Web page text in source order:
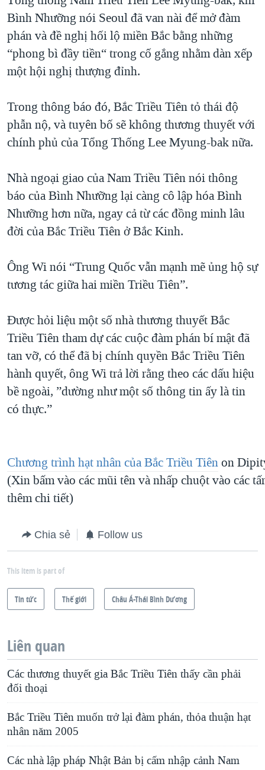
Bình Nhưỡng nói Seoul đã van nài để mở đàm
phán và đề nghị hối lộ miền Bắc bằng những
“phong bì đầy tiền“ trong cố gắng nhằm dàn xếp
một hội nghị thượng đỉnh.
Trong thông báo đó, Bắc Triều Tiên tỏ thái độ
phẫn nộ, và tuyên bố sẽ không thương thuyết với
chính phủ của Tổng Thống Lee Myung-bak nữa.
Nhà ngoại giao của Nam Triều Tiên nói thông
báo của Bình Nhưỡng lại càng cô lập hóa Bình
Nhưỡng hơn nữa, ngay cả từ các đồng minh lâu
đời của Bắc Triều Tiên ở Bắc Kinh.
Ông Wi nói “Trung Quốc vẫn mạnh mẽ ủng hộ sự
tương tác giữa hai miền Triều Tiên”.
Được hỏi liệu một số nhà thương thuyết Bắc
Triều Tiên tham dự các cuộc đàm phán bí mật đã
tan vỡ, có thể đã bị chính quyền Bắc Triều Tiên
hành quyết, ông Wi trả lời rằng theo các dấu hiệu
bề ngoài, ”dường như một số thông tin ấy là tin
có thực.”
Chương trình hạt nhân của Bắc Triều Tiênon
(Xin bấm vào các mũi tên và nhấp chuột vào các
thêm chi tiết)
Chia sẻ Follow us
This item is part of
Tin tức Thế giới Châu Á-Thái Bình Dương
Liên quan
Các thương thuyết gia Bắc Triều Tiên thấy cần phải
đối thoại
Bắc Triều Tiên muốn trở lại đàm phán, thỏa thuận hạt
nhân năm 2005
Các nhà lập pháp Nhật Bản bị cấm nhập cảnh Nam